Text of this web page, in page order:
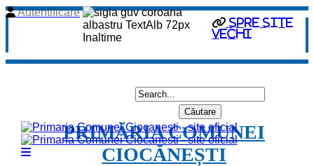
Spre site
vechi
Autentificare
PRIMĂRIA COMUNEI
CIOCĂNEȘTI